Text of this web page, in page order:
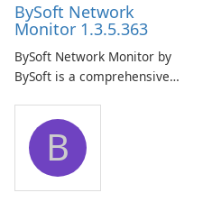
BySoft Network
Monitor 1.3.5.363
BySoft Network Monitor by
BySoft is a comprehensive
designed to help businesses
effectively manage their
network infrastructure.
B